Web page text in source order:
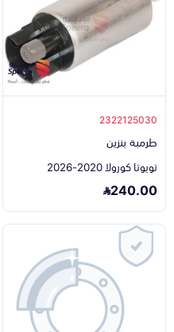
2322125030
طرمبة بنزين
تويوتا كورولا 2020-2026
240.00